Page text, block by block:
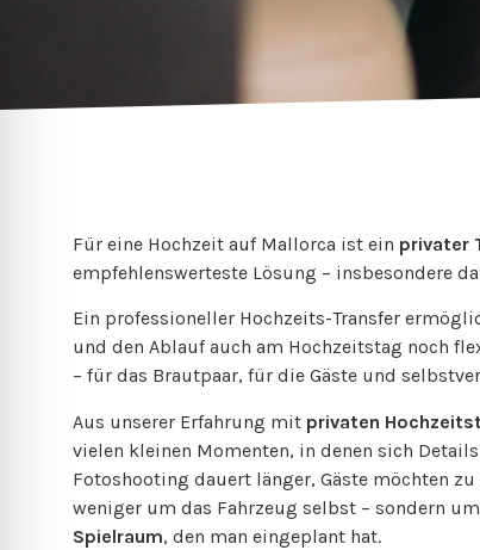
Für eine Hochzeit auf Mallorca ist ein privater
empfehlenswerteste Lösung – insbesondere
Ein professioneller Hochzeits-Transfer
und den Ablauf auch am Hochzeitstag noch
– für das Brautpaar, für die Gäste und
Aus unserer Erfahrung mit privaten
vielen kleinen Momenten, in denen sich
Fotoshooting dauert länger, Gäste möchten
weniger um das Fahrzeug selbst – sondern
Spielraum, den man eingeplant hat.